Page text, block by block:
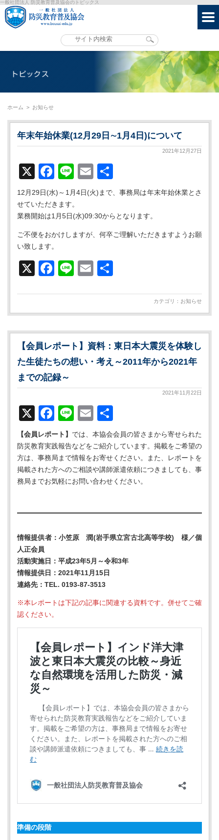
一般社団法人 防災教育普及協会のトピックス
ホーム > お知らせ
年末年始休業(12月29日∼1月4日)について
2021年12月27日
X Facebook
LineEmail
有
12月29日(水)～1月4日(火)まで、事務局は年末年始休業とさ
せていただきます。
業務開始は1月5日(水)09:30からとなります。
ご不便をおかけしますが、何卒ご理解いただきますようお願
い致します。
X Facebook
LineEmail
カテゴリ： お知らせ
【会員レポート】資料：東日本大震災を体験し
た生徒たちの想い・考え～2011年から2021年
までの記録～
2021年11月22日
X Facebook
LineEmail
有
【会員レポート】 では、本協会会員の皆さまから寄せられた
防災教育実践報告などをご紹介しています。掲載をご希望の
方は、事務局まで情報をお寄せください。また、レポートを
掲載された方へのご相談や講師派遣依頼につきましても、事
務局までお気軽にお問い合わせください。
情報提供者：小笠原 潤(岩手県立宮古北高等学校) 様／個
人正会員
活動実施日：平成23年5月～令和3年
情報提供日：2021年11月15日
連絡先：TEL. 0193-87-3513
※本レポートは下記の記事に関連する資料です。併せてご確
認ください。
準備の段階